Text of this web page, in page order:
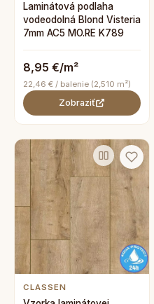
Laminátová podlaha
vodeodolná Blond Visteria
7mm AC5 MO.RE K789
8,95 €/m²
22,46 € / balenie (2,510 m²)
Zobraziť
CLASSEN